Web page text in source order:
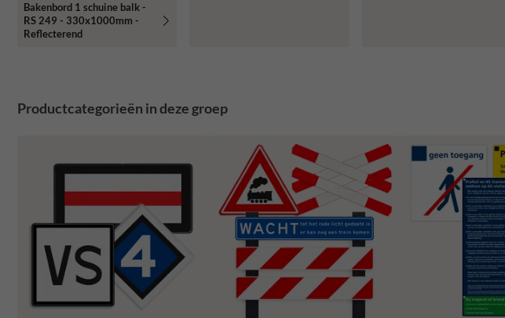
Bakenbord 1 schuine balk -
RS 249 - 330x1000mm -
Reflecterend
Productcategorieën in deze groep